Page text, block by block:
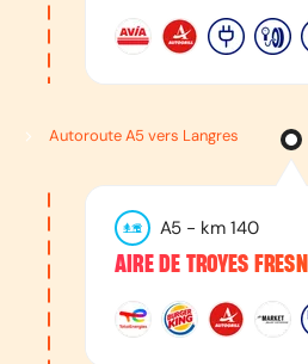
Autoroute A5 vers Langres
A5 - km 140
AIRE DE TROYES